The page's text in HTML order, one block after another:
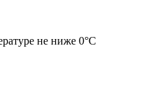
не ниже 0°С